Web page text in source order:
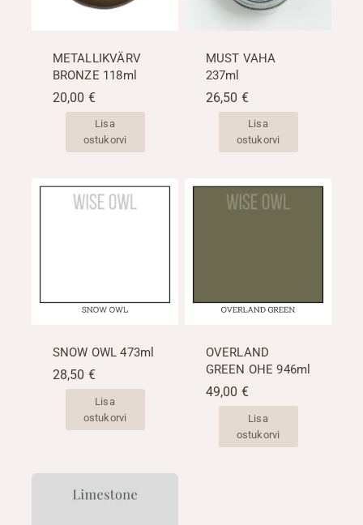
METALLIKVÄRV
BRONZE 118ml
20,00 €
Lisa
ostukorvi
MUST VAHA
237ml
26,50 €
Lisa
ostukorvi
SNOW OWL 473ml
28,50 €
Lisa
ostukorvi
OVERLAND
GREEN OHE 946ml
49,00 €
Lisa
ostukorvi